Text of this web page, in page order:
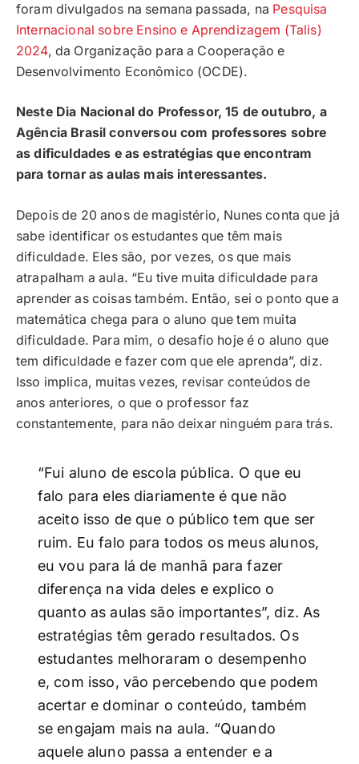
foram divulgados na semana passada, na Pesquisa
Internacional sobre Ensino e Aprendizagem (Talis)
2024, da Organização para a Cooperação e
Desenvolvimento Econômico (OCDE).
Neste Dia Nacional do Professor, 15 de outubro, a
Agência Brasil conversou com professores sobre
as dificuldades e as estratégias que encontram
para tornar as aulas mais interessantes.
Depois de 20 anos de magistério, Nunes conta que já
sabe identificar os estudantes que têm mais
dificuldade. Eles são, por vezes, os que mais
atrapalham a aula. “Eu tive muita dificuldade para
aprender as coisas também. Então, sei o ponto que a
matemática chega para o aluno que tem muita
dificuldade. Para mim, o desafio hoje é o aluno que
tem dificuldade e fazer com que ele aprenda”, diz.
Isso implica, muitas vezes, revisar conteúdos de
anos anteriores, o que o professor faz
constantemente, para não deixar ninguém para trás.
“Fui aluno de escola pública. O que eu
falo para eles diariamente é que não
aceito isso de que o público tem que ser
ruim. Eu falo para todos os meus alunos,
eu vou para lá de manhã para fazer
diferença na vida deles e explico o
quanto as aulas são importantes”, diz. As
estratégias têm gerado resultados. Os
estudantes melhoraram o desempenho
e, com isso, vão percebendo que podem
acertar e dominar o conteúdo, também
se engajam mais na aula. “Quando
aquele aluno passa a entender e a